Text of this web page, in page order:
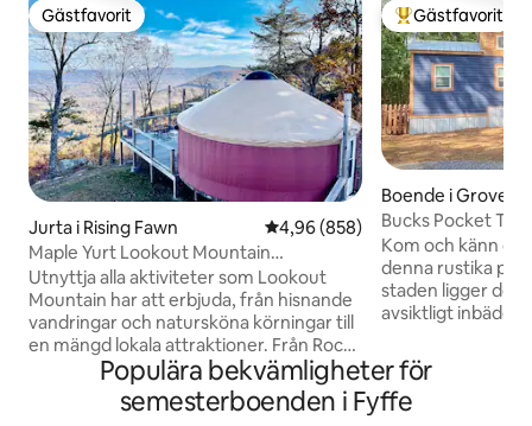
Gästfavorit
Gästfavorit
Jurta i Rising Fawn 4,96 av 5 i genomsnittligt
4,96 (858)
Maple Yurt Lookout Mountain
Chattanooga Glamping
Utnyttja alla aktiviteter som Lookout
Mountain har att erbjuda, från hisnande
vandringar och natursköna körningar till
en mängd lokala attraktioner. Från Rock
City Gardens till Incline Railway hittar du
många sätt att utforska och njuta av den
naturliga skönheten i området. Med våra
Populär
Gästfavorit
Boende i Grove
Bucks Pocket
Kom och känn
denna rustika
staden ligger
avsiktligt inbäddat
den första
Trail. Detta lilla
storleken för ett
Populära bekvämligheter för
semesterboenden i Fyffe